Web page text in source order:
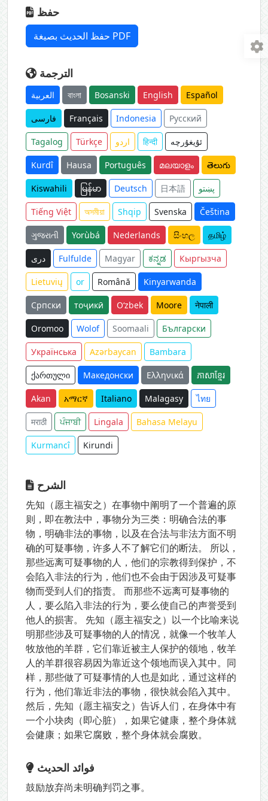
حفظ
حفظ الحديث بصيغة PDF
الترجمة
العربية বাংলা Bosanski English Español
فارسی Français Indonesia Русский
Tagalog Türkçe اردو हिन्दी ئۇيغۇرچە
Kurdî Hausa Português മലയാളം తెలుగు
Kiswahili မြန်မာ Deutsch 日本語 پښتو
Tiếng Việt অসমীয়া Shqip Svenska Čeština
ગુજરાતી Yorùbá Nederlands සිංහල தமிழ்
دری Fulfulde Magyar ಕನ್ನಡ Кыргызча
Lietuvių or Română Kinyarwanda
Српски тоҷикӣ O‘zbek Moore नेपाली
Oromoo Wolof Soomaali Български
Українська Azərbaycan Bambara
ქართული Македонски Ελληνικά ភាសាខ្មែរ
Akan አማርኛ Italiano Malagasy ไทย
मराठी ਪੰਜਾਬੀ Lingala Bahasa Melayu
Kurmancî Kirundi
الشرح
先知（愿主福安之）在事物中阐明了一个普遍的原
则，即在教法中，事物分为三类：明确合法的事
物，明确非法的事物，以及在合法与非法方面不明
确的可疑事物，许多人不了解它们的断法。 所以，
那些远离可疑事物的人，他们的宗教得到保护，不
会陷入非法的行为，他们也不会由于因涉及可疑事
物而受到人们的指责。 而那些不远离可疑事物的
人，要么陷入非法的行为，要么使自己的声誉受到
他人的损害。 先知（愿主福安之）以一个比喻来说
明那些涉及可疑事物的人的情况，就像一个牧羊人
牧放他的羊群，它们靠近被主人保护的领地，牧羊
人的羊群很容易因为靠近这个领地而误入其中。同
样，那些做了可疑事情的人也是如此，通过这样的
行为，他们靠近非法的事物，很快就会陷入其中。
然后，先知（愿主福安之）告诉人们，在身体中有
一个小块肉（即心脏），如果它健康，整个身体就
会健康；如果它腐败，整个身体就会腐败。
فوائد الحديث
鼓励放弃尚未明确判罚之事。